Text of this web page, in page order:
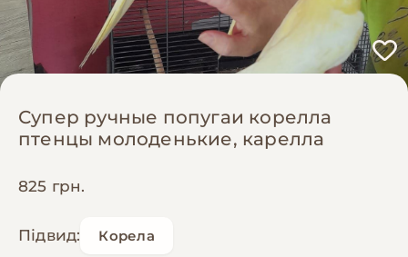
Супер ручные попугаи корелла
птенцы молоденькие, карелла
825 грн.
Підвид: Корела